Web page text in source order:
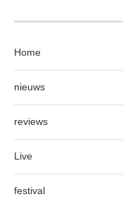
Home
nieuws
reviews
Live
festival